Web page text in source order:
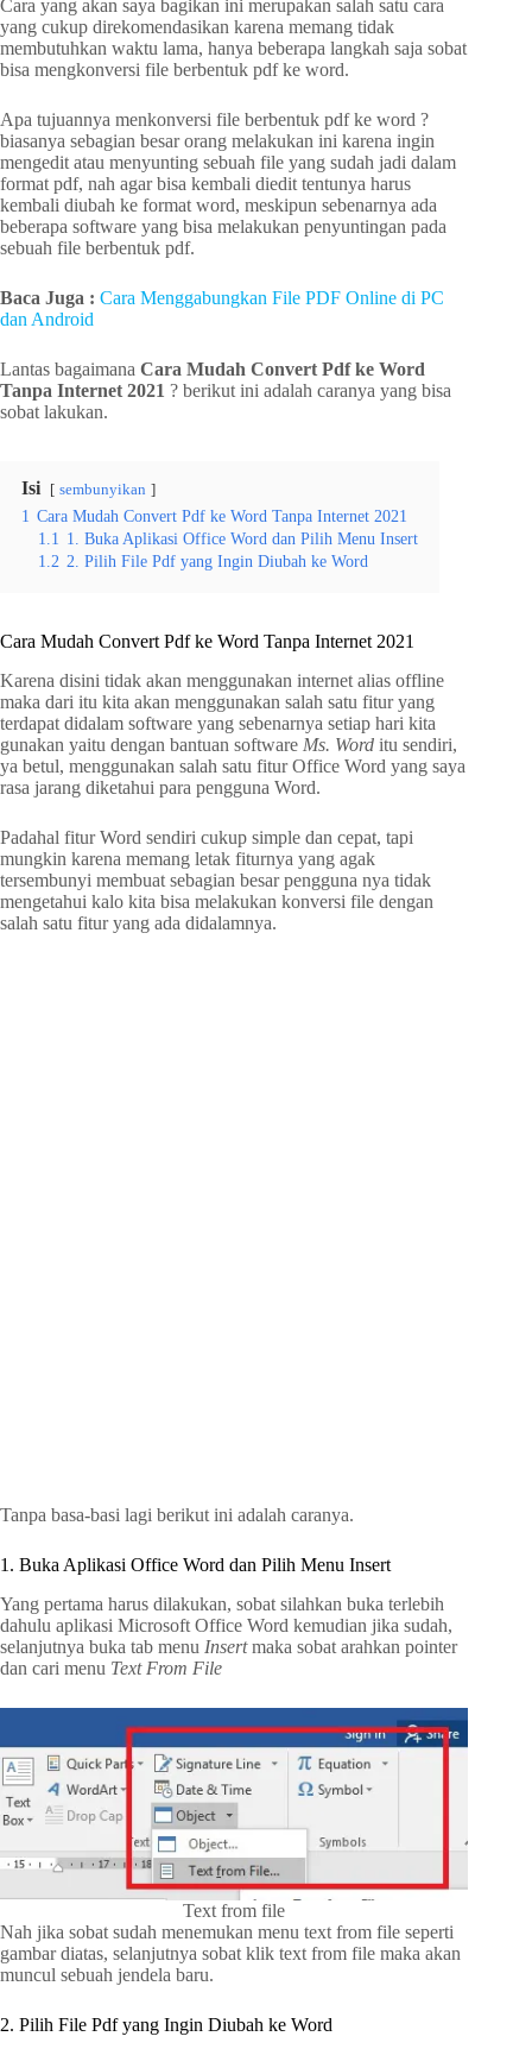
Cara yang akan saya bagikan ini merupakan salah satu cara
yang cukup direkomendasikan karena memang tidak
membutuhkan waktu lama, hanya beberapa langkah saja sobat
bisa mengkonversi file berbentuk pdf ke word.
Apa tujuannya menkonversi file berbentuk pdf ke word ?
biasanya sebagian besar orang melakukan ini karena ingin
mengedit atau menyunting sebuah file yang sudah jadi dalam
format pdf, nah agar bisa kembali diedit tentunya harus
kembali diubah ke format word, meskipun sebenarnya ada
beberapa software yang bisa melakukan penyuntingan pada
sebuah file berbentuk pdf.
Baca Juga : Cara Menggabungkan File PDF Online di PC
dan Android
Lantas bagaimana Cara Mudah Convert Pdf ke Word
Tanpa Internet 2021 ? berikut ini adalah caranya yang bisa
sobat lakukan.
Isi sembunyikan
1 Cara Mudah Convert Pdf ke Word Tanpa Internet 2021
1.1 1. Buka Aplikasi Office Word dan Pilih Menu Insert
1.2 2. Pilih File Pdf yang Ingin Diubah ke Word
Cara Mudah Convert Pdf ke Word Tanpa Internet 2021
Karena disini tidak akan menggunakan internet alias offline
maka dari itu kita akan menggunakan salah satu fitur yang
terdapat didalam software yang sebenarnya setiap hari kita
gunakan yaitu dengan bantuan software Ms. Word itu sendiri,
ya betul, menggunakan salah satu fitur Office Word yang saya
rasa jarang diketahui para pengguna Word.
Padahal fitur Word sendiri cukup simple dan cepat, tapi
mungkin karena memang letak fiturnya yang agak
tersembunyi membuat sebagian besar pengguna nya tidak
mengetahui kalo kita bisa melakukan konversi file dengan
salah satu fitur yang ada didalamnya.
Tanpa basa-basi lagi berikut ini adalah caranya.
1. Buka Aplikasi Office Word dan Pilih Menu Insert
Yang pertama harus dilakukan, sobat silahkan buka terlebih
dahulu aplikasi Microsoft Office Word kemudian jika sudah,
selanjutnya buka tab menu Insertmaka sobat arahkan pointer
dan cari menu Text From File
Text from file
Nah jika sobat sudah menemukan menu text from file seperti
gambar diatas, selanjutnya sobat klik text from file maka akan
muncul sebuah jendela baru.
2. Pilih File Pdf yang Ingin Diubah ke Word